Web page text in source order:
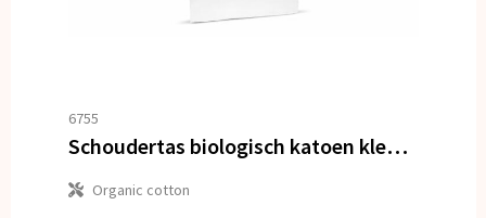
6755
Schoudertas biologisch katoen kleur lang 140g/m² 38x42 cm
Organic cotton